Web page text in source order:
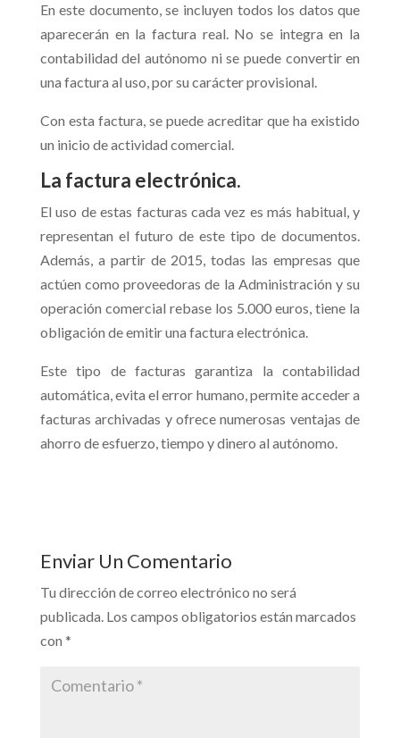
En este documento, se incluyen todos los datos que
aparecerán en la factura real. No se integra en la
contabilidad del autónomo ni se puede convertir en
una factura al uso, por su carácter provisional.
Con esta factura, se puede acreditar que ha existido
un inicio de actividad comercial.
La factura electrónica.
El uso de estas facturas cada vez es más habitual, y
representan el futuro de este tipo de documentos.
Además, a partir de 2015, todas las empresas que
actúen como proveedoras de la Administración y su
operación comercial rebase los 5.000 euros, tiene la
obligación de emitir una factura electrónica.
Este tipo de facturas garantiza la contabilidad
automática, evita el error humano, permite acceder a
facturas archivadas y ofrece numerosas ventajas de
ahorro de esfuerzo, tiempo y dinero al autónomo.
Enviar Un Comentario
Tu dirección de correo electrónico no será
publicada. Los campos obligatorios están marcados
con *